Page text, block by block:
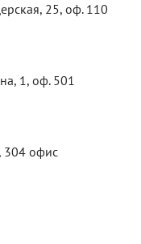
25​, оф. 110
1​, оф. 501
304 офис